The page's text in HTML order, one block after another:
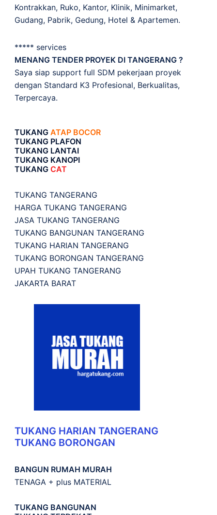
Kontrakkan, Ruko, Kantor, Klinik, Minimarket,
Gudang, Pabrik, Gedung, Hotel & Apartemen.
***** services
MENANG TENDER PROYEK DI TANGERANG ?
Saya siap support full SDM pekerjaan proyek
dengan Standard K3 Profesional, Berkualitas,
Terpercaya.
TUKANG ATAP BOCOR
TUKANG PLAFON
TUKANG LANTAI
TUKANG KANOPI
TUKANG CAT
TUKANG TANGERANG
HARGA TUKANG TANGERANG
JASA TUKANG TANGERANG
TUKANG BANGUNAN TANGERANG
TUKANG HARIAN TANGERANG
TUKANG BORONGAN TANGERANG
UPAH TUKANG TANGERANG
JAKARTA BARAT
TUKANG HARIAN TANGERANG
TUKANG BORONGAN
BANGUN RUMAH MURAH
TENAGA + plus MATERIAL
TUKANG BANGUNAN